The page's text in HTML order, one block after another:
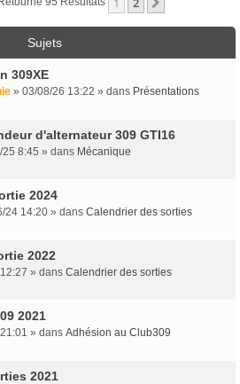
Sujets
309XE
» 03/08/26 13:22 » dans Présentations
d'alternateur 309 GTI16
25 8:45 » dans Mécanique
2024
24 14:20 » dans Calendrier des sorties
2022
» dans Calendrier des sorties
2021
» dans Adhésion au Club309
2021